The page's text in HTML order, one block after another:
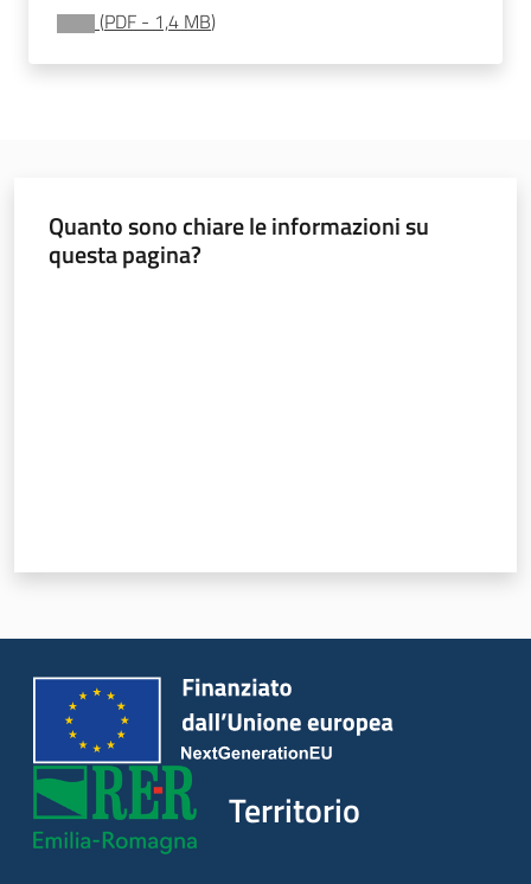
ORSA
Piani Programmi
Progetti
(PDF - 1,4 MB)
Quanto sono chiare le informazioni su
questa pagina?
Territorio